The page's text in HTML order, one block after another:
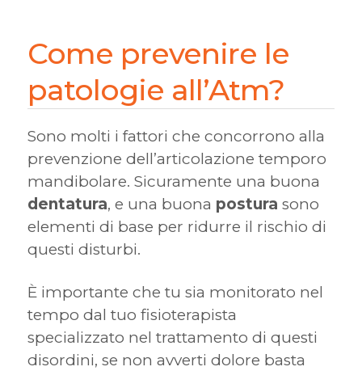
Come prevenire le
patologie all’Atm?
Sono molti i fattori che concorrono alla
prevenzione dell’articolazione temporo
mandibolare. Sicuramente una buona
dentatura, e una buona postura sono
elementi di base per ridurre il rischio di
questi disturbi.
È importante che tu sia monitorato nel
tempo dal tuo fisioterapista
specializzato nel trattamento di questi
disordini, se non avverti dolore basta